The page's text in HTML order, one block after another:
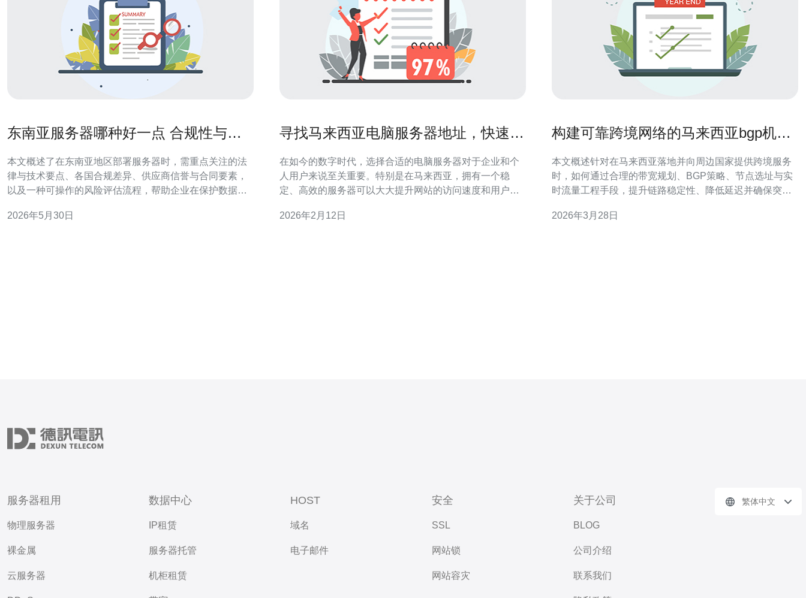
东南亚服务器哪种好一点 合规性与数
本文概述了在东南亚地区部署服务器时，需重点关注的法
律与技术要点、各国合规差异、供应商信誉与合同要素，
以及一种可操作的风险评估流程，帮助企业在保护数据主
的合规性与数据主权风险? 评估时应考虑法律框架（如数
2026年5月30日
寻找马来西亚电脑服务器地址，快速找
在如今的数字时代，选择合适的电脑服务器对于企业和个
人用户来说至关重要。特别是在马来西亚，拥有一个稳
定、高效的服务器可以大大提升网站的访问速度和用户体
指南，并重点推荐德讯电讯作为优质的服务提供商。 了解
2026年2月12日
构建可靠跨境网络的马来西亚bgp机房
本文概述针对在马来西亚落地并向周边国家提供跨境服务
时，如何通过合理的带宽规划、BGP策略、节点选址与实
时流量工程手段，提升链路稳定性、降低延迟并确保突发
做流量工程而不是只依赖上游DNS或简单备份？ 马来西亚
2026年3月28日
服务器租用
物理服务器
裸金属
云服务器
数据中心
IP租赁
服务器托管
机柜租赁
HOST
域名
电子邮件
安全
SSL
网站锁
网站容灾
关于公司
BLOG
公司介绍
联系我们
繁体中文